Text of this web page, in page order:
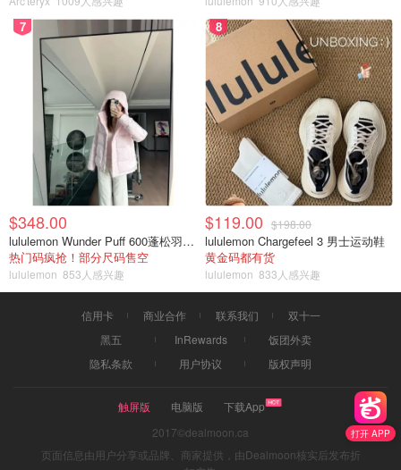
打开 APP
7
$348.00
lululemon Wunder Puff 600蓬松羽绒夹克
热门码疯抢！部分尺码售空
lululemon 853人感兴趣
8
$119.00 $198.00
lululemon Chargefeel 3 男士运动鞋
黄金码都有货
lululemon 833人感兴趣
信用卡 商业合作 联系我们
双十一
黑五
InRewards
饭团外卖
隐私条款
用户协议 版权声明
触屏版 电脑版
下载App
2017©dealmoon.ca
页面信息由用户分享或品牌、商家提供，由Dealmoon核实后发布折